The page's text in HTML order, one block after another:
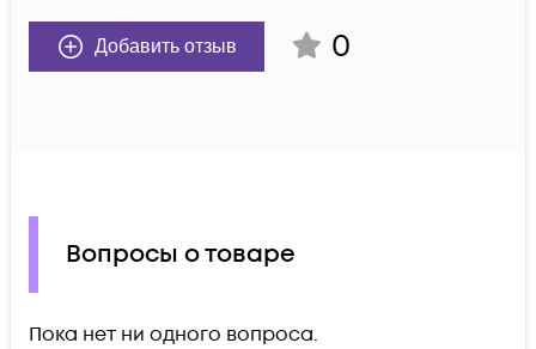
Добавить отзыв 0
Вопросы о товаре
Пока нет ни одного вопроса.